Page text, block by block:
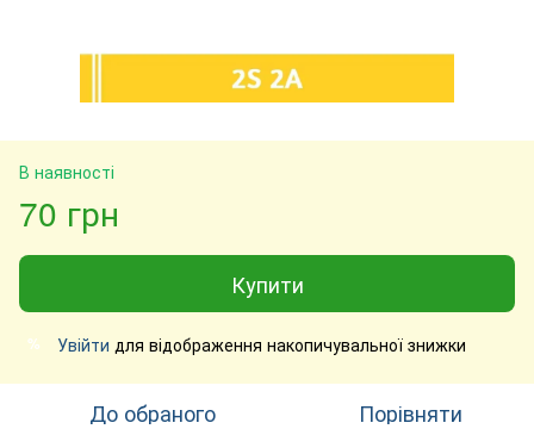
В наявності
70 грн
Купити
% Увійти для відображення накопичувальної знижки
До обраного Порівняти